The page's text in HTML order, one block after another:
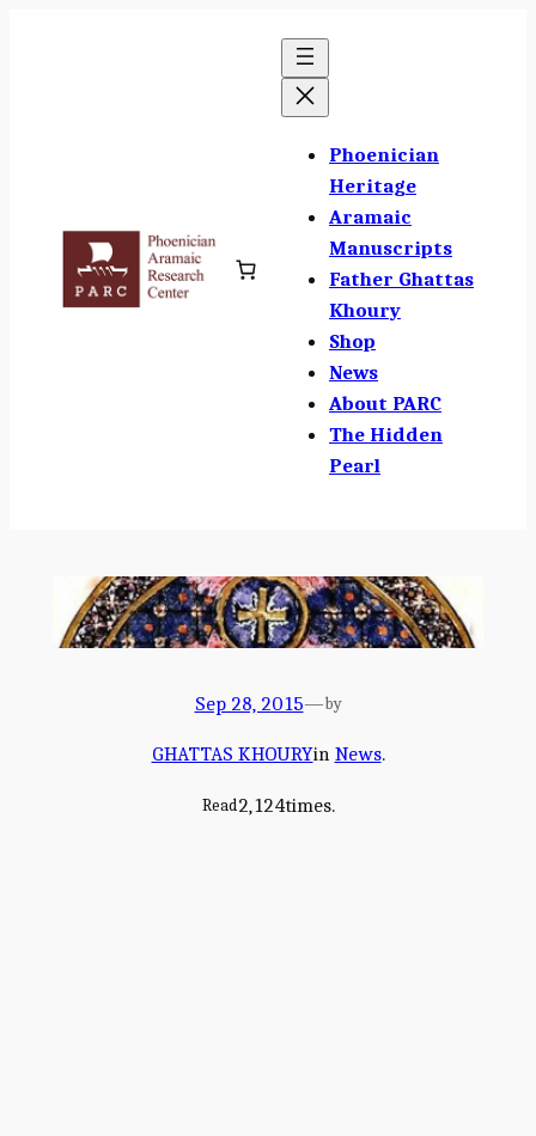
Phoenician
Heritage
Aramaic
Manuscripts
Father Ghattas
Khoury
Shop
News
About PARC
The Hidden
Pearl
Sep 28, 2015—by
GHATTAS KHOURYin News.
Read2,124times.